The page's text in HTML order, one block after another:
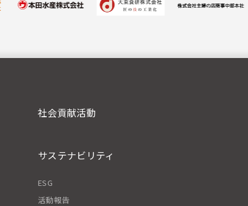
社会貢献活動
サステナビリティ
ESG
活動報告